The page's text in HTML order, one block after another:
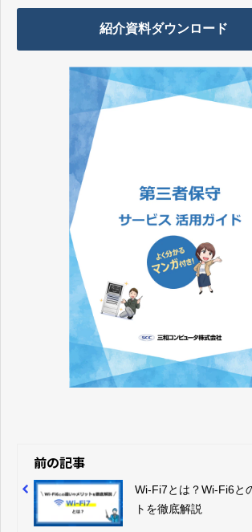
紹介資料ダウンロード
前の記事
Wi-Fi7とは？Wi-Fi6と
トを徹底解説